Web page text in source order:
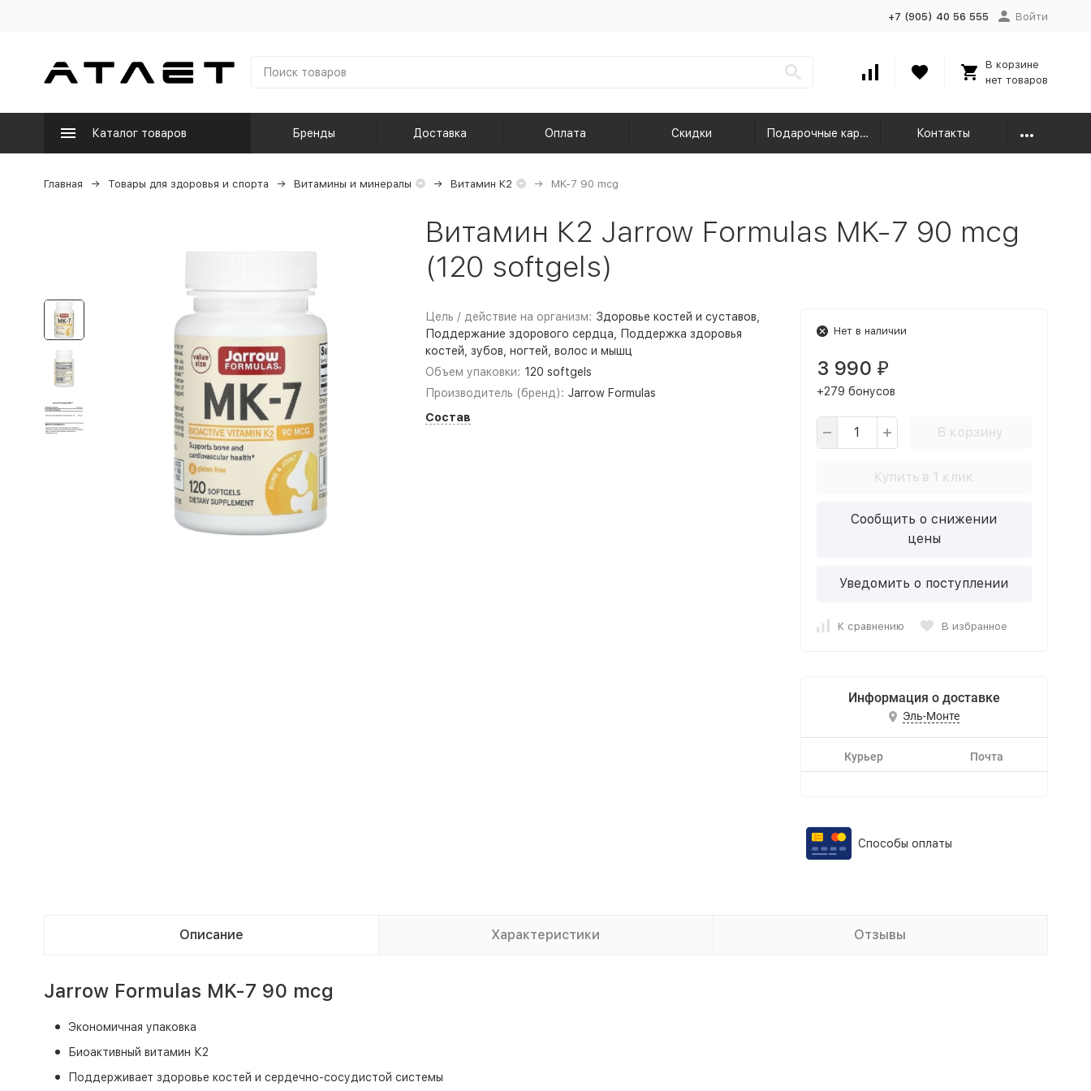
+7 (905) 40 56 555 Войти
В корзине
нет товаров
Каталог товаров Бренды Доставка Оплата Скидки Подарочные карты Контакты
Главная Товары для здоровья и спорта Витамины и минералы Витамин К2 MK-7 90 mcg
Витамин К2 Jarrow Formulas MK-7 90 mcg
(120 softgels)
Цель / действие на организм: Здоровье костей и суставов,
Поддержание здорового сердца, Поддержка здоровья
костей, зубов, ногтей, волос и мышц
Объем упаковки: 120 softgels
Производитель (бренд): Jarrow Formulas
Состав
Нет в наличии
3 990 ₽
+279 бонусов
В корзину
Купить в 1 клик
Сообщить о снижении
цены
Уведомить о поступлении
К сравнению В избранное
Информация о доставке
Эль-Монте
Курьер Почта
Способы оплаты
Описание Характеристики Отзывы
Jarrow Formulas MK-7 90 mcg
Экономичная упаковка
Биоактивный витамин К2
Поддерживает здоровье костей и сердечно-сосудистой системы